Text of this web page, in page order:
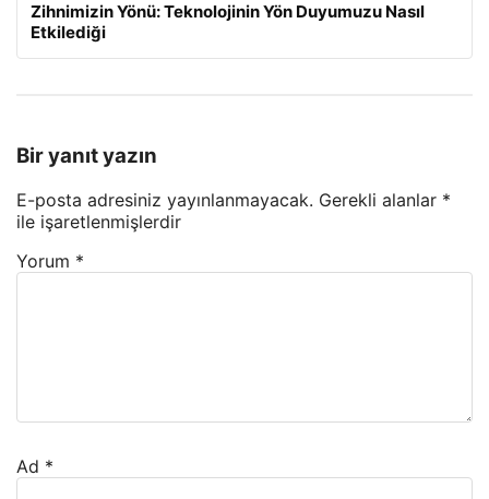
Zihnimizin Yönü: Teknolojinin Yön Duyumuzu Nasıl
Etkilediği
Bir yanıt yazın
E-posta adresiniz yayınlanmayacak. Gerekli alanlar *
ile işaretlenmişlerdir
Yorum *
Ad *